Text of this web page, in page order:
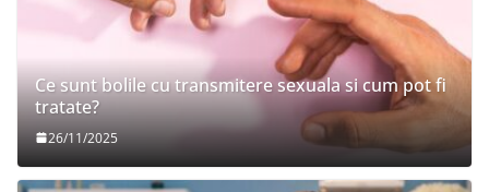
Ce sunt bolile cu transmitere sexuala si cum pot fi
tratate?
26/11/2025